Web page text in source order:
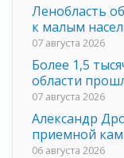
Ленобласть
к малым
07 августа 2026
Более 1,5
области
07 августа 2026
Александр
приемной
06 августа 2026